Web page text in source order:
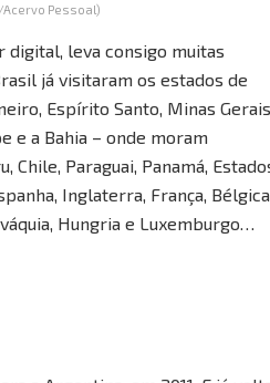
Acervo Pessoal)
digital, leva consigo muitas
já visitaram os estados de
Espírito Santo, Minas
e a Bahia – onde moram
Paraguai, Panamá,
Inglaterra, França,
Hungria e Luxemburgo…